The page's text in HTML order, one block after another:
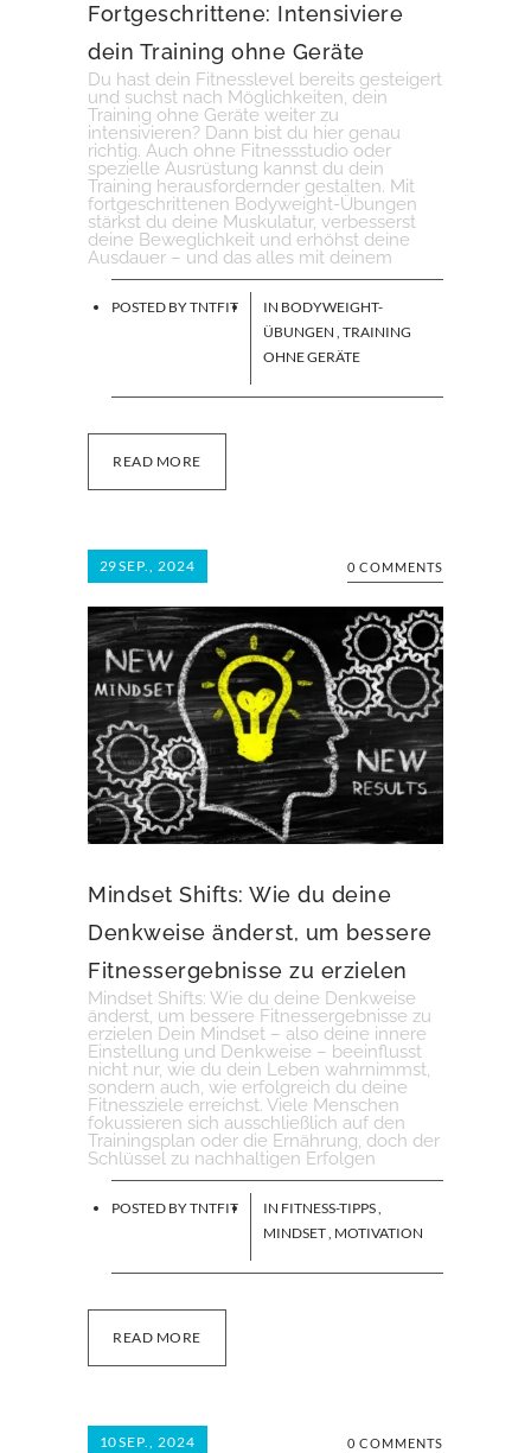
Fortgeschrittene: Intensiviere
dein Training ohne Geräte
Du hast dein Fitnesslevel bereits gesteigert
und suchst nach Möglichkeiten, dein
Training ohne Geräte weiter zu
intensivieren? Dann bist du hier genau
richtig. Auch ohne Fitnessstudio oder
spezielle Ausrüstung kannst du dein
Training herausfordernder gestalten. Mit
fortgeschrittenen Bodyweight-Übungen
stärkst du deine Muskulatur, verbesserst
deine Beweglichkeit und erhöhst deine
Ausdauer – und das alles mit deinem
READ MORE
POSTED BYTNTFIT IN BODYWEIGHT-
ÜBUNGEN , TRAINING
OHNE GERÄTE
29SEP., 2024 0 COMMENTS
Mindset Shifts: Wie du deine
Denkweise änderst, um bessere
Fitnessergebnisse zu erzielen
Mindset Shifts: Wie du deine Denkweise
änderst, um bessere Fitnessergebnisse zu
erzielen Dein Mindset – also deine innere
Einstellung und Denkweise – beeinflusst
nicht nur, wie du dein Leben wahrnimmst,
sondern auch, wie erfolgreich du deine
Fitnessziele erreichst. Viele Menschen
fokussieren sich ausschließlich auf den
Trainingsplan oder die Ernährung, doch der
Schlüssel zu nachhaltigen Erfolgen
READ MORE
POSTED BYTNTFIT IN FITNESS-TIPPS,
MINDSET, MOTIVATION
10SEP., 2024 0 COMMENTS